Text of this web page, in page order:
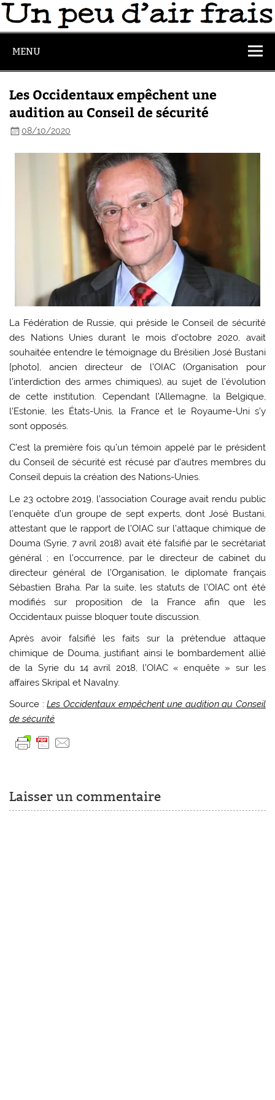
MENU
Les Occidentaux empêchent une
audition au Conseil de sécurité
08/10/2020
La Fédération de Russie, qui préside le Conseil de sécurité
des Nations Unies durant le mois d’octobre 2020, avait
souhaitée entendre le témoignage du Brésilien José Bustani
[photo], ancien directeur de l’OIAC (Organisation pour
l’interdiction des armes chimiques), au sujet de l’évolution
de cette institution. Cependant l’Allemagne, la Belgique,
l’Estonie, les États-Unis, la France et le Royaume-Uni s’y
sont opposés.
C’est la première fois qu’un témoin appelé par le président
du Conseil de sécurité est récusé par d’autres membres du
Conseil depuis la création des Nations-Unies.
Le 23 octobre 2019, l’association Courage avait rendu public
l’enquête d’un groupe de sept experts, dont José Bustani,
attestant que le rapport de l’OIAC sur l’attaque chimique de
Douma (Syrie, 7 avril 2018) avait été falsifié par le secrétariat
général ; en l’occurrence, par le directeur de cabinet du
directeur général de l’Organisation, le diplomate français
Sébastien Braha. Par la suite, les statuts de l’OIAC ont été
modifiés sur proposition de la France afin que les
Occidentaux puisse bloquer toute discussion.
Après avoir falsifié les faits sur la prétendue attaque
chimique de Douma, justifiant ainsi le bombardement allié
de la Syrie du 14 avril 2018, l’OIAC « enquête » sur les
affaires Skripal et Navalny.
Source :Les Occidentaux empêchent une audition au Conseil
de sécurité
Laisser un commentaire